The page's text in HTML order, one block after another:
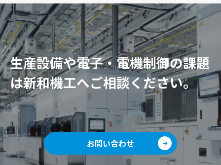
生産設備や電子・電機制御の課題
は新和機工へご相談ください。
お問い合わせ